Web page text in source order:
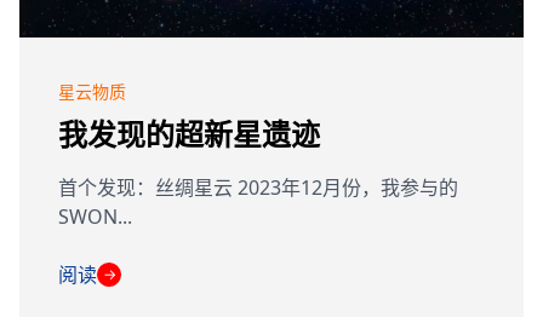
星云物质
我发现的超新星遗迹
首个发现：丝绸星云 2023年12月份，我参与的
SWON...
阅读 →